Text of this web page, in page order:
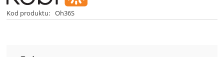
Kod produktu: Oh36S